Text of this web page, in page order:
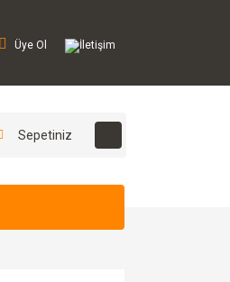
Üye Ol İletişim
Sepetiniz